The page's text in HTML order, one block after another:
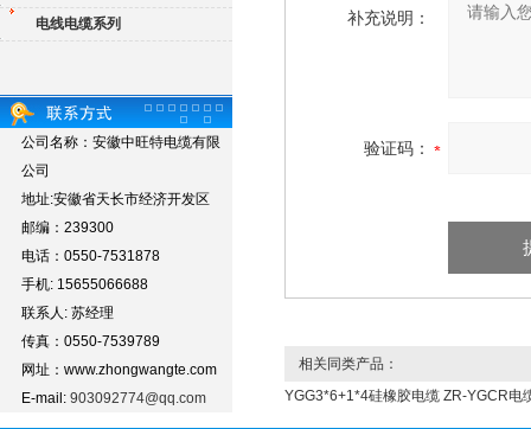
电线电缆系列
公司名称：安徽中旺特电缆有限
公司
地址:安徽省天长市经济开发区
邮编：239300
电话：0550-7531878
手机: 15655066688
联系人: 苏经理
传真：0550-7539789
网址：www.zhongwangte.com
E-mail: 903092774@qq.com
补充说明：
验证码：
相关同类产品：
YGG3*6+1*4硅橡胶电缆 ZR-YGCR电